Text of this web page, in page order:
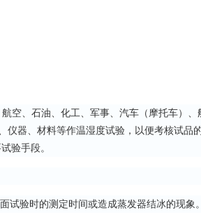
空、石油、化工、军事、汽车（摩托车）、
仪器、材料等作温湿度试验，以便考核试品
验手段。
验时的测定时间或造成蒸发器结冰的现象。